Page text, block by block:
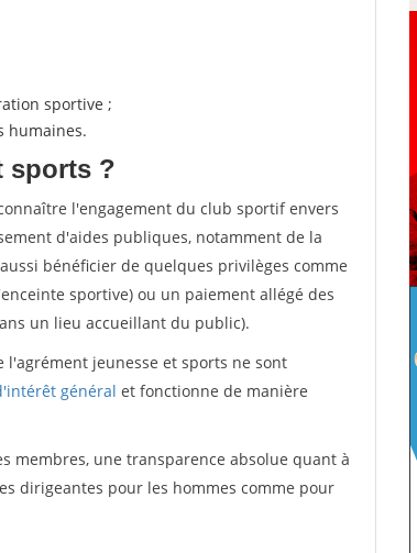
sportive ;
humaines.
sports ?
l'engagement du club sportif envers
d'aides publiques, notamment de la
bénéficier de quelques privilèges comme
sportive) ou un paiement allégé des
un lieu accueillant du public).
jeunesse et sports ne sont
général et fonctionne de manière
membres, une transparence absolue quant à
dirigeantes pour les hommes comme pour